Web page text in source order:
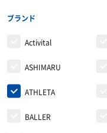
レディース＆ジュニア
ブランド
Activital
ASHIMARU
ATHLETA
BALLER